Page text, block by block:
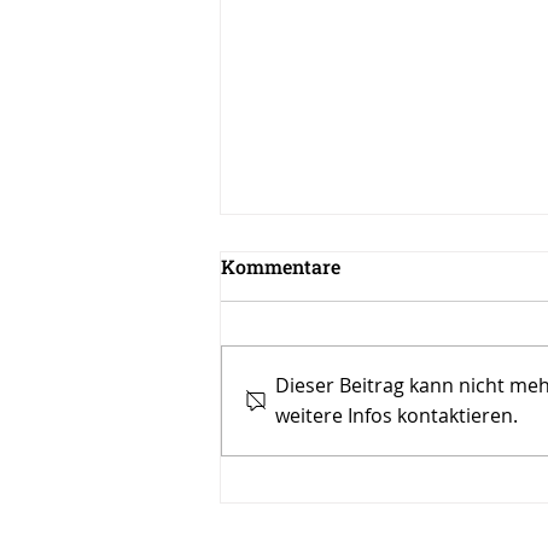
Wie Leadership Coaching
Kommentare
Dieser Beitrag kann nicht
weitere Infos kontaktieren.